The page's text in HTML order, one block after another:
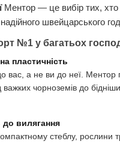
Ментор — це вибір тих, хто
швейцарського
№1 у багатьох
пластичність
вас, а не ви до неї. Ментор
важких чорноземів до
до вилягання
стеблу, рослини